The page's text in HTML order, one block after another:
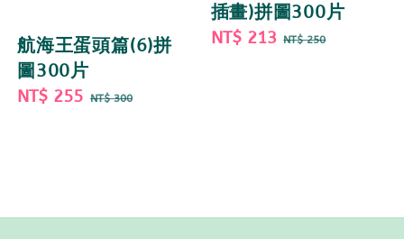
航海王蛋頭篇(6)拼
圖300片
Sale
NT$ 255 Regular
NT$ 300
插畫)拼圖300片
Sale
NT$ 213 Regular
NT$ 250